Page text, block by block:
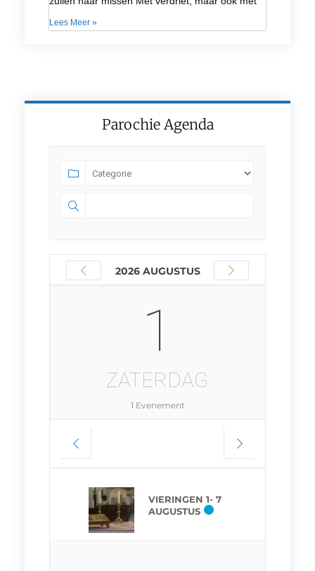
Lees Meer »
Parochie Agenda
2026 AUGUSTUS
1
ZATERDAG
1 Evenement
VIERINGEN 1- 7
AUGUSTUS